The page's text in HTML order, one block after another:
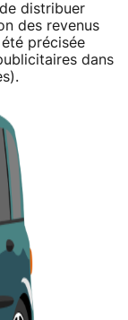
distribuer
des revenus
précisée
dans